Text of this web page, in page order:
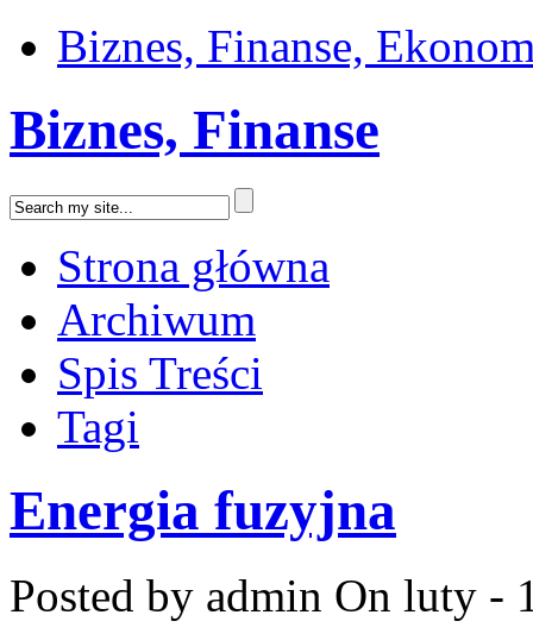
Biznes, Finanse,
Biznes, Finanse
Strona główna
Archiwum
Spis Treści
Tagi
Energia fuzyjna
Posted by admin On luty -